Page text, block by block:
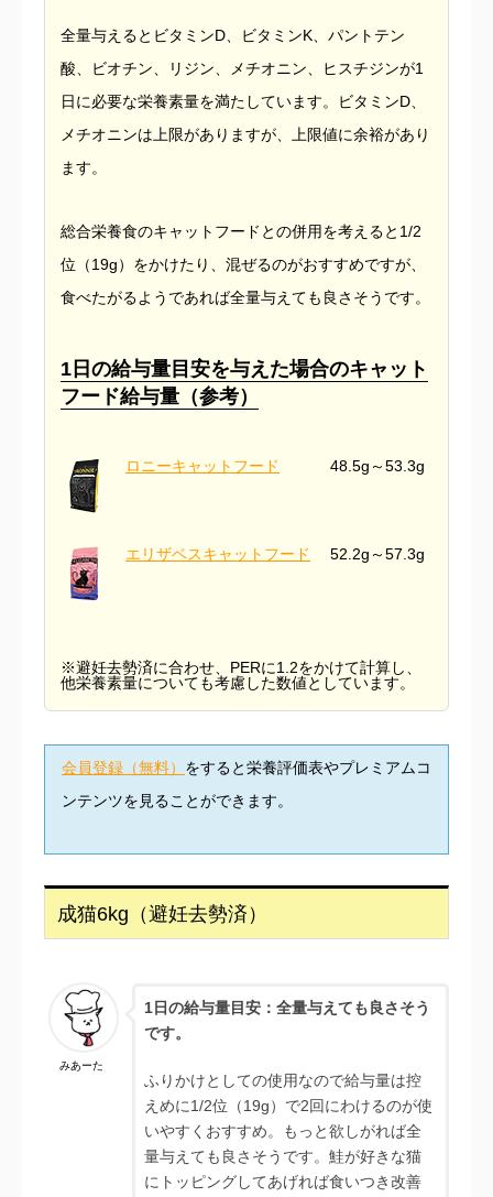
全量与えるとビタミンD、ビタミンK、パントテン
酸、ビオチン、リジン、メチオニン、ヒスチジンが1
日に必要な栄養素量を満たしています。ビタミンD、
メチオニンは上限がありますが、上限値に余裕があり
ます。
総合栄養食のキャットフードとの併用を考えると1/2
位（19g）をかけたり、混ぜるのがおすすめですが、
食べたがるようであれば全量与えても良さそうです。
1日の給与量目安を与えた場合のキャット
フード給与量（参考）
ロニーキャットフード 48.5g～53.3g
エリザベスキャットフード 52.2g～57.3g
※避妊去勢済に合わせ、PERに1.2をかけて計算し、
他栄養素量についても考慮した数値としています。
会員登録（無料） をすると栄養評価表やプレミアムコ
ンテンツを見ることができます。
成猫6kg（避妊去勢済）
みあーた
1日の給与量目安：全量与えても良さそう
です。
ふりかけとしての使用なので給与量は控
えめに1/2位（19g）で2回にわけるのが使
いやすくおすすめ。もっと欲しがれば全
量与えても良さそうです。鮭が好きな猫
にトッピングしてあげれば食いつき改善